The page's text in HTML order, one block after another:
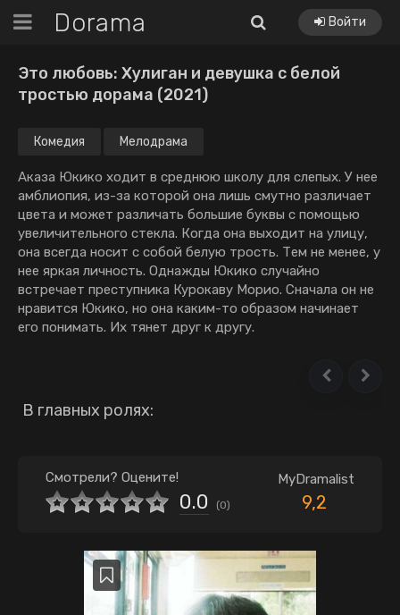
Dorama Войти
Это любовь: Хулиган и девушка с белой
тростью дорама (2021)
Комедия Мелодрама
Аказа Юкико ходит в среднюю школу для слепых. У нее
амблиопия, из-за которой она лишь смутно различает
цвета и может различать большие буквы с помощью
увеличительного стекла. Когда она выходит на улицу,
она всегда носит с собой белую трость. Тем не менее, у
нее яркая личность. Однажды Юкико случайно
встречает преступника Курокаву Морио. Сначала он не
нравится Юкико, но она каким-то образом начинает
его понимать. Их тянет друг к другу.
В главных ролях:
Смотрели? Оцените!
0.0 (0)
MyDramalist
9,2